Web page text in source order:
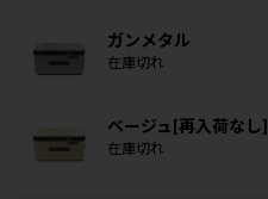
ガンメタル
在庫切れ
ベージュ[再入荷なし]
在庫切れ